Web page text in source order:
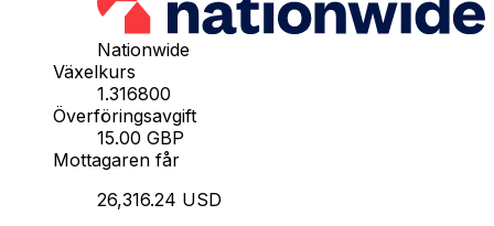
Nationwide
Växelkurs
1.316800
Överföringsavgift
15.00 GBP
Mottagaren får
26,316.24 USD